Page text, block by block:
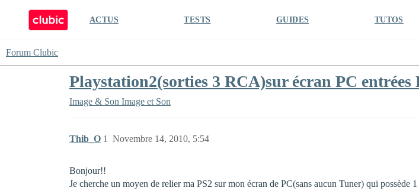
ACTUS TESTS GUIDES TUTOS
Forum Clubic
Playstation2(sorties 3 RCA)sur écran PC
Image & Son Image et Son
Thib_O Novembre 14, 2010, 5:54
1
Bonjour!!
Je cherche un moyen de relier ma PS2 sur mon écran de PC(sans aucun Tuner) qui